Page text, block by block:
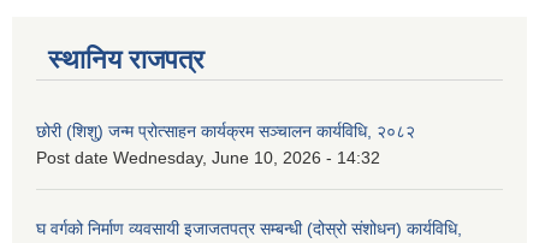
स्थानिय राजपत्र
छोरी (शिशु) जन्म प्रोत्साहन कार्यक्रम सञ्चालन कार्यविधि, २०८२
Post date Wednesday, June 10, 2026 - 14:32
घ वर्गको निर्माण व्यवसायी इजाजतपत्र सम्बन्धी (दोस्रो संशोधन) कार्यविधि,